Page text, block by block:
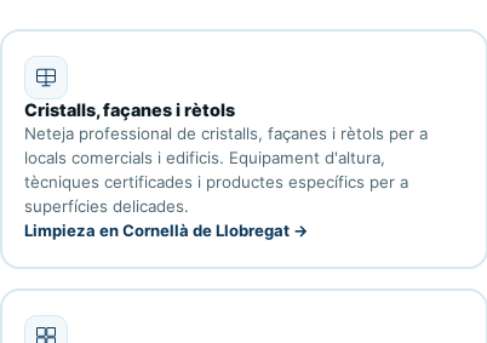
Cristalls, façanes i rètols
Neteja professional de cristalls, façanes i rètols per a
locals comercials i edificis. Equipament d'altura,
tècniques certificades i productes específics per a
superfícies delicades.
Limpieza en Cornellà de Llobregat →